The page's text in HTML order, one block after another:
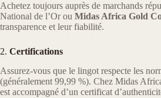
Achetez toujours auprès de marchands
National de l’Or ou Midas Africa Gold
transparence et leur fiabilité.
2. Certifications
Assurez-vous que le lingot respecte les
(généralement 99,99 %). Chez Midas
est accompagné d’un certificat